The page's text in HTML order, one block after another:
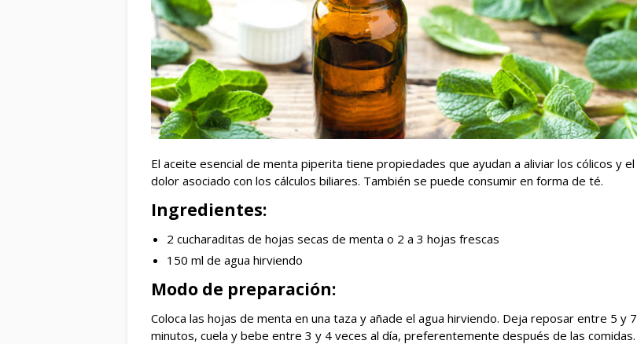
El aceite esencial de menta piperita tiene propiedades que ayudan a aliviar los cólicos y el
dolor asociado con los cálculos biliares. También se puede consumir en forma de té.
Ingredientes:
2 cucharaditas de hojas secas de menta o 2 a 3 hojas frescas
150 ml de agua hirviendo
Modo de preparación:
Coloca las hojas de menta en una taza y añade el agua hirviendo. Deja reposar entre 5 y 7
minutos, cuela y bebe entre 3 y 4 veces al día, preferentemente después de las comidas.